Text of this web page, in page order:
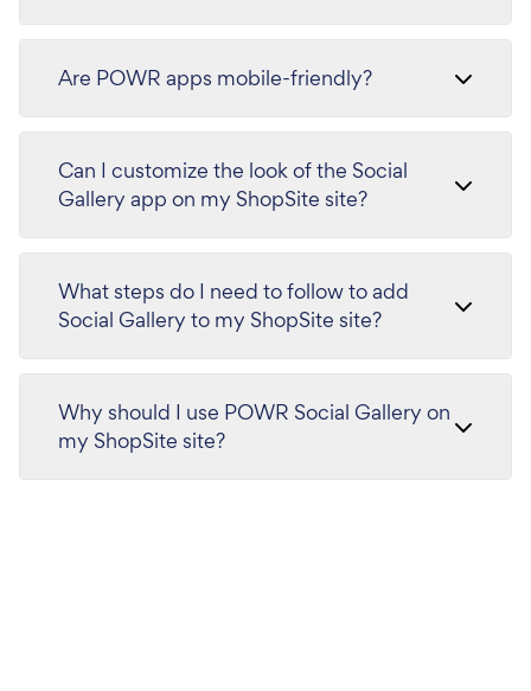
Are POWR apps mobile-friendly?
Can I customize the look of the Social
Gallery app on my ShopSite site?
What steps do I need to follow to add
Social Gallery to my ShopSite site?
Why should I use POWR Social Gallery on
my ShopSite site?